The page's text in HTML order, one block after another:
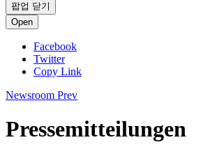
팝업 닫기
Open
Facebook
Twitter
Copy Link
Newsroom Prev
Pressemitteilungen